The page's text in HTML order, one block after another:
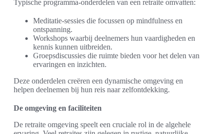
Typische programma-onderdelen van een retraite omvatten:
Meditatie-sessies die focussen op mindfulness en
ontspanning.
Workshops waarbij deelnemers hun vaardigheden en
kennis kunnen uitbreiden.
Groepsdiscussies die ruimte bieden voor het delen van
ervaringen en inzichten.
Deze onderdelen creëren een dynamische omgeving en
helpen deelnemen bij hun reis naar zelfontdekking.
De omgeving en faciliteiten
De retraite omgeving speelt een cruciale rol in de algehele